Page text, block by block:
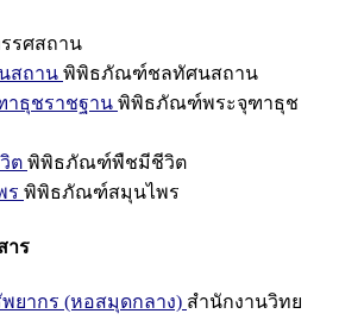
รศสถาน
สถาน พิพิธภัณฑ์ชลทัศนสถาน
ธุชราชฐาน พิพิธภัณฑ์พระจุฑาธุช
ต พิพิธภัณฑ์พืชมีชีวิต
ร พิพิธภัณฑ์สมุนไพร
าร
ยากร (หอสมุดกลาง) สำนักงานวิทย